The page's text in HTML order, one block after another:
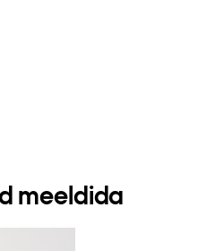
meeldida